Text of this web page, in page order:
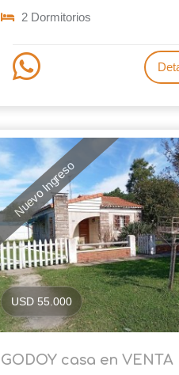
2 Dormitorios
Nuevo Ingreso
USD 55.000
GODOY casa en VENTA